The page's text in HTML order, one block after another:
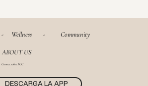
ABOUT US
Conoce sobre FCC
DESCARGA LA APP
Wellness
- - Community